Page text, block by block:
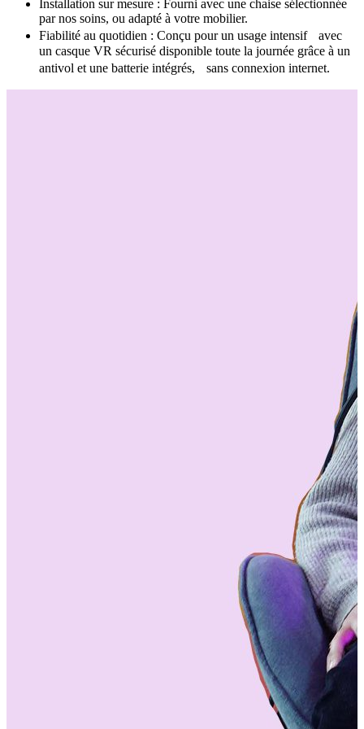
Installation sur mesure : Fourni avec une chaise sélectionnée
par nos soins, ou adapté à votre mobilier.
Fiabilité au quotidien : Conçu pour un usage intensif avec
un casque VR sécurisé disponible toute la journée grâce à un
antivol et une batterie intégrés, sans connexion internet.